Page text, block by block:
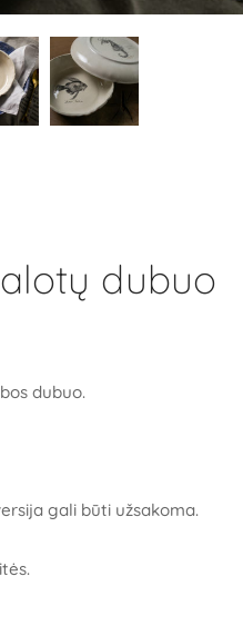
dubuo
dubuo.
gali būti užsakoma.